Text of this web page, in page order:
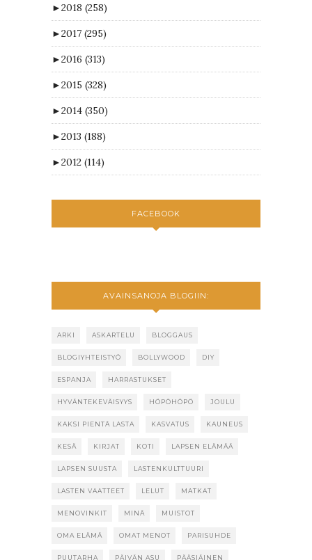
►2018 (258)
►2017 (295)
►2016 (313)
►2015 (328)
►2014 (350)
►2013 (188)
►2012 (114)
FACEBOOK
AVAINSANOJA BLOGIIN:
ARKI ASKARTELU BLOGGAUS
BLOGIYHTEISTYÖ BOLLYWOOD DIY
ESPANJA HARRASTUKSET
HYVÄNTEKEVÄISYYS HÖPÖHÖPÖ JOULU
KAKSI PIENTÄ LASTA KASVATUS KAUNEUS
KESÄ KIRJAT KOTI LAPSEN ELÄMÄÄ
LAPSEN SUUSTA LASTENKULTTUURI
LASTEN VAATTEET LELUT MATKAT
MENOVINKIT MINÄ MUISTOT
OMA ELÄMÄ OMAT MENOT PARISUHDE
PUUTARHA PÄIVÄN ASU PÄÄSIÄINEN